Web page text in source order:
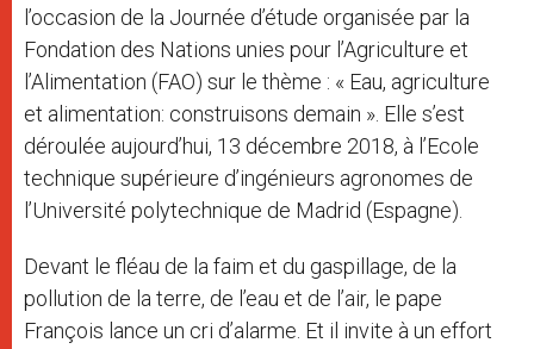
l’occasion de la Journée d’étude organisée par la
Fondation des Nations unies pour l’Agriculture et
l’Alimentation (FAO) sur le thème : « Eau, agriculture
et alimentation: construisons demain ». Elle s’est
déroulée aujourd’hui, 13 décembre 2018, à l’Ecole
technique supérieure d’ingénieurs agronomes de
l’Université polytechnique de Madrid (Espagne).
Devant le fléau de la faim et du gaspillage, de la
pollution de la terre, de l’eau et de l’air, le pape
François lance un cri d’alarme. Et il invite à un effort